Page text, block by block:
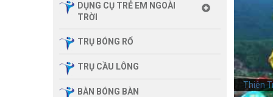
DỤNG CỤ TRẺ EM NGOÀI
TRỜI
TRỤ BÓNG RỔ
TRỤ CẦU LÔNG
BÀN BÓNG BÀN
Thiên
Thiên